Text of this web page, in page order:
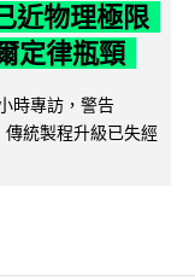
近物理極限
定律瓶頸
時專訪，警告
統製程升級已失經